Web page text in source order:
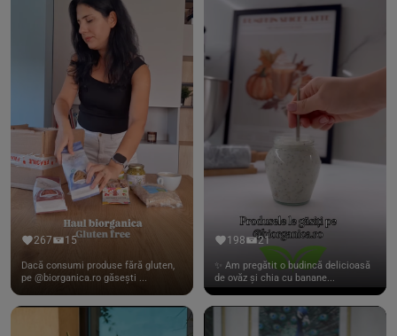
267 15
Dacă consumi produse fără gluten,
pe @biorganica.ro găsești ...
198 21
✨ Am pregătit o budincă delicioasă
de ovăz și chia cu banane...